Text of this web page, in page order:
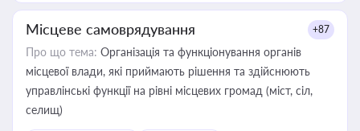
Місцеве самоврядування +87
Про що тема: Організація та функціонування органів
місцевої влади, які приймають рішення та здійснюють
управлінські функції на рівні місцевих громад (міст, сіл,
селищ)